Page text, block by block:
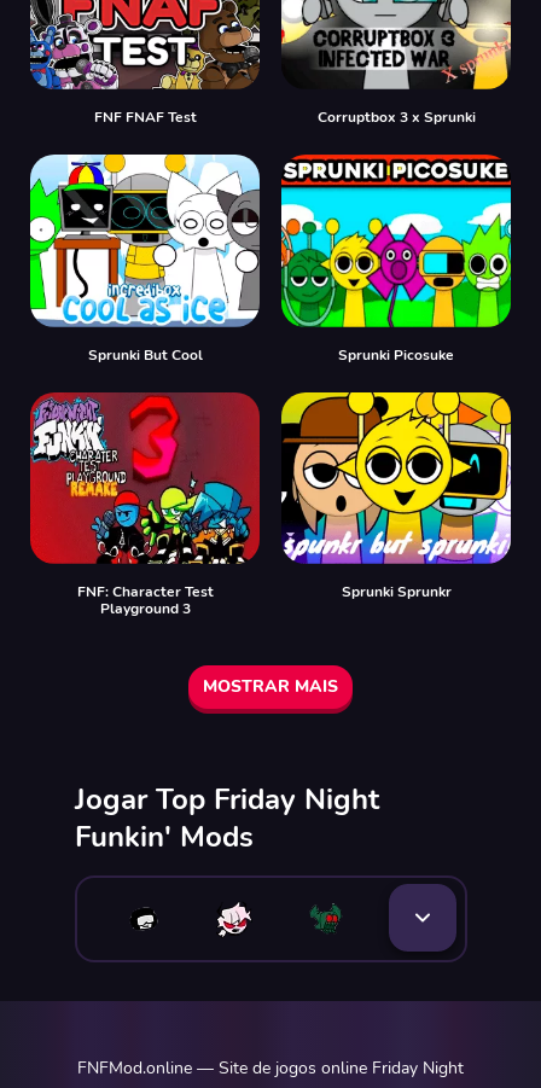
FNF FNAF Test Corruptbox 3 x Sprunki
Sprunki But Cool Sprunki Picosuke
FNF: Character Test
Playground 3
Sprunki Sprunkr
MOSTRAR MAIS
Jogar Top Friday Night
Funkin' Mods
FNFMod.online — Site de jogos online Friday Night